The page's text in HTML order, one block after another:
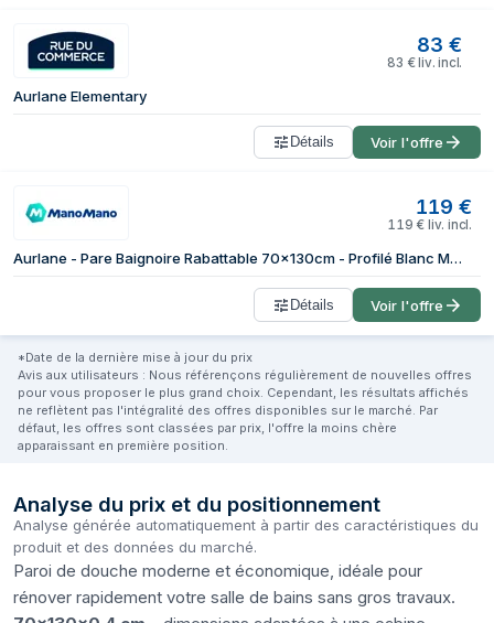
83 €
83 € liv. incl.
Aurlane Elementary
Détails Voir l'offre
119 €
119 € liv. incl.
Aurlane - Pare Baignoire Rabattable 70x130cm - Profilé Blanc Mat - Verre Trempé 4mm - Elementary
Détails Voir l'offre
*Date de la dernière mise à jour du prix
Avis aux utilisateurs : Nous référençons régulièrement de nouvelles offres
pour vous proposer le plus grand choix. Cependant, les résultats affichés
ne reflètent pas l'intégralité des offres disponibles sur le marché. Par
défaut, les offres sont classées par prix, l'offre la moins chère
apparaissant en première position.
Analyse du prix et du positionnement
Analyse générée automatiquement à partir des caractéristiques du
produit et des données du marché.
Paroi de douche moderne et économique, idéale pour
rénover rapidement votre salle de bains sans gros travaux.